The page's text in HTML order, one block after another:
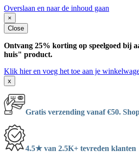
Overslaan en naar de inhoud gaan
×
Close
Ontvang 25% korting op speelgoed bij
huis" product.
Klik hier en voeg het toe aan je
x
Gratis verzending vanaf €50.
4.5★ van 2.5K+ tevreden klanten